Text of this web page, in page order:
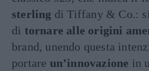
sterling di Tiffany & Co.:
di tornare alle origini
brand, unendo questa
portare un’innovazione in